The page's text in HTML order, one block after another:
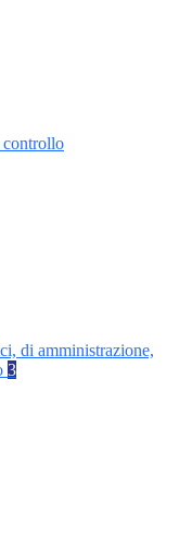
controllo
di amministrazione,
3